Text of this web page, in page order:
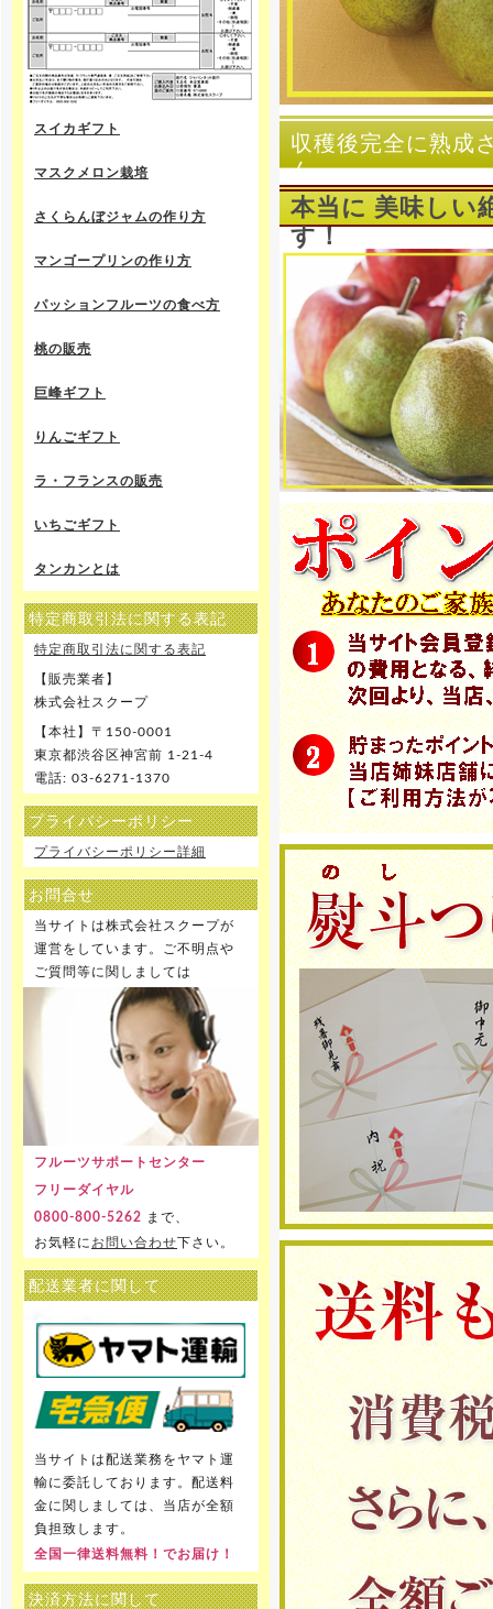
収穫後完全に熟成
ん。
本当に 美味しい
す！
スイカギフト
マスクメロン栽培
さくらんぼジャムの作り方
マンゴープリンの作り方
パッションフルーツの食べ方
桃の販売
巨峰ギフト
りんごギフト
ラ・フランスの販売
いちごギフト
タンカンとは
特定商取引法に関する表記
特定商取引法に関する表記
【販売業者】
株式会社スクープ
【本社】〒150-0001
東京都渋谷区神宮前 1-21-4
電話: 03-6271-1370
プライバシーポリシー
プライバシーポリシー詳細
お問合せ
当サイトは株式会社スクープが
運営をしています。ご不明点や
ご質問等に関しましては
フルーツサポートセンター
フリーダイヤル
0800-800-5262
まで、
お気軽に お問い合わせ下さい。
配送業者に関して
当サイトは配送業務をヤマト運
輸に委託しております。配送料
金に関しましては、当店が全額
負担致します。
全国一律送料無料！でお届け！
決済方法に関して